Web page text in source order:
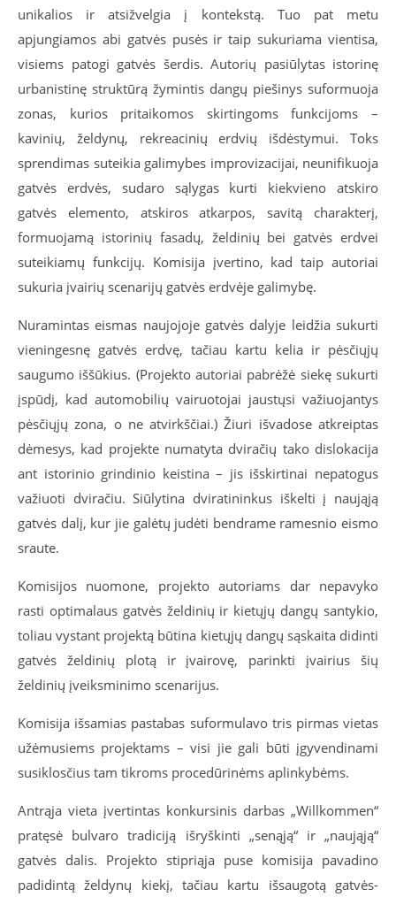
unikalios ir atsižvelgia į kontekstą. Tuo pat metu
apjungiamos abi gatvės pusės ir taip sukuriama vientisa,
visiems patogi gatvės šerdis. Autorių pasiūlytas istorinę
urbanistinę struktūrą žymintis dangų piešinys suformuoja
zonas, kurios pritaikomos skirtingoms funkcijoms –
kavinių, želdynų, rekreacinių erdvių išdėstymui. Toks
sprendimas suteikia galimybes improvizacijai, neunifikuoja
gatvės erdvės, sudaro sąlygas kurti kiekvieno atskiro
gatvės elemento, atskiros atkarpos, savitą charakterį,
formuojamą istorinių fasadų, želdinių bei gatvės erdvei
suteikiamų funkcijų. Komisija įvertino, kad taip autoriai
sukuria įvairių scenarijų gatvės erdvėje galimybę.
Nuramintas eismas naujojoje gatvės dalyje leidžia sukurti
vieningesnę gatvės erdvę, tačiau kartu kelia ir pėsčiųjų
saugumo iššūkius. (Projekto autoriai pabrėžė siekę sukurti
įspūdį, kad automobilių vairuotojai jaustųsi važiuojantys
pėsčiųjų zona, o ne atvirkščiai.) Žiuri išvadose atkreiptas
dėmesys, kad projekte numatyta dviračių tako dislokacija
ant istorinio grindinio keistina – jis išskirtinai nepatogus
važiuoti dviračiu. Siūlytina dviratininkus iškelti į naująją
gatvės dalį, kur jie galėtų judėti bendrame ramesnio eismo
sraute.
Komisijos nuomone, projekto autoriams dar nepavyko
rasti optimalaus gatvės želdinių ir kietųjų dangų santykio,
toliau vystant projektą būtina kietųjų dangų sąskaita didinti
gatvės želdinių plotą ir įvairovę, parinkti įvairius šių
želdinių įveiksminimo scenarijus.
Komisija išsamias pastabas suformulavo tris pirmas vietas
užėmusiems projektams – visi jie gali būti įgyvendinami
susiklosčius tam tikroms procedūrinėms aplinkybėms.
Antrąja vieta įvertintas konkursinis darbas „Willkommen“
pratęsė bulvaro tradiciją išryškinti „senąją“ ir „naująją“
gatvės dalis. Projekto stipriąja puse komisija pavadino
padidintą želdynų kiekį, tačiau kartu išsaugotą gatvės-